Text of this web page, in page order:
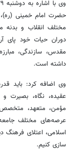
حضرت امام خمینی
مختلف انقلاب و بدنه
دوران حیات خود پای
مقدس، سازندگی،
داشته است.
وی اضافه کرد: باید
عقیده، نگاه، بصیرت
مؤمن، متعهد، متخصص
عرصه‌های مختلف
اسلامی، اعتلای فرهنگ
سازی کنیم.